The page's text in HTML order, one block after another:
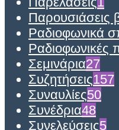
Παρουσιάσεις
Ραδιοφωνικά
Ραδιοφωνικές
Σεμινάρια27
Συζητήσεις157
Συναυλίες50
Συνέδρια48
Συνελεύσεις5